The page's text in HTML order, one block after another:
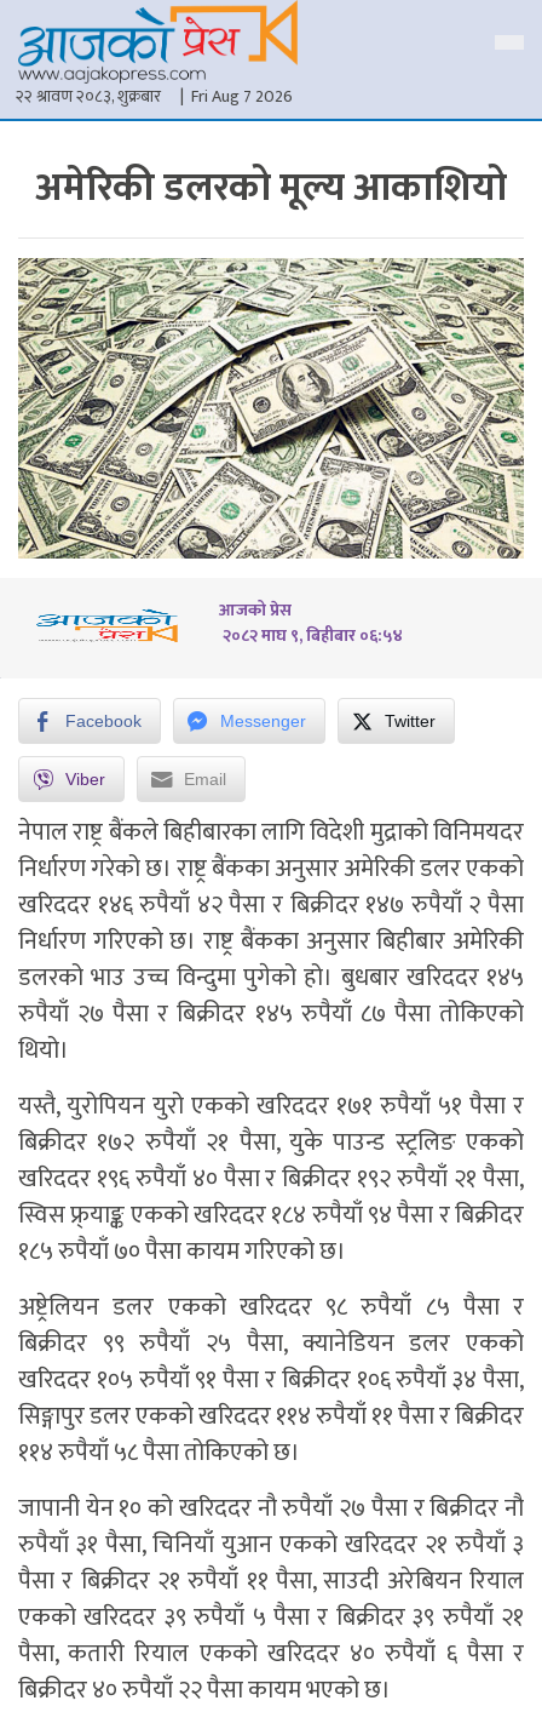
२२ श्रावण २०८३, शुक्रबार | Fri Aug 7 2026
अमेरिकी डलरको मूल्य आकाशियो
आजको प्रेस
२०८२ माघ ९, बिहीबार ०६:५४
Facebook Messenger Twitter
Viber Email
नेपाल राष्ट्र बैंकले बिहीबारका लागि विदेशी मुद्राको विनिमयदर
निर्धारण गरेको छ। राष्ट्र बैंकका अनुसार अमेरिकी डलर एकको
खरिददर १४६ रुपैयाँ ४२ पैसा र बिक्रीदर १४७ रुपैयाँ २ पैसा
निर्धारण गरिएको छ। राष्ट्र बैंकका अनुसार बिहीबार अमेरिकी
डलरको भाउ उच्च विन्दुमा पुगेको हो। बुधबार खरिददर १४५
रुपैयाँ २७ पैसा र बिक्रीदर १४५ रुपैयाँ ८७ पैसा तोकिएको
थियो।
यस्तै, युरोपियन युरो एकको खरिददर १७१ रुपैयाँ ५१ पैसा र
बिक्रीदर १७२ रुपैयाँ २१ पैसा, युके पाउन्ड स्ट्रलिङ एकको
खरिददर १९६ रुपैयाँ ४० पैसा र बिक्रीदर १९२ रुपैयाँ २१ पैसा,
स्विस फ्र्याङ्क एकको खरिददर १८४ रुपैयाँ ९४ पैसा र बिक्रीदर
१८५ रुपैयाँ ७० पैसा कायम गरिएको छ।
अष्ट्रेलियन डलर एकको खरिददर ९८ रुपैयाँ ८५ पैसा र
बिक्रीदर ९९ रुपैयाँ २५ पैसा, क्यानेडियन डलर एकको
खरिददर १०५ रुपैयाँ ९१ पैसा र बिक्रीदर १०६ रुपैयाँ ३४ पैसा,
सिङ्गापुर डलर एकको खरिददर ११४ रुपैयाँ ११ पैसा र बिक्रीदर
११४ रुपैयाँ ५८ पैसा तोकिएको छ।
जापानी येन १० को खरिददर नौ रुपैयाँ २७ पैसा र बिक्रीदर नौ
रुपैयाँ ३१ पैसा, चिनियाँ युआन एकको खरिददर २१ रुपैयाँ ३
पैसा र बिक्रीदर २१ रुपैयाँ ११ पैसा, साउदी अरेबियन रियाल
एकको खरिददर ३९ रुपैयाँ ५ पैसा र बिक्रीदर ३९ रुपैयाँ २१
पैसा, कतारी रियाल एकको खरिददर ४० रुपैयाँ ६ पैसा र
बिक्रीदर ४० रुपैयाँ २२ पैसा कायम भएको छ।